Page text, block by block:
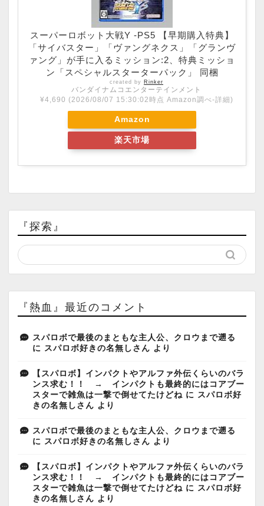
スーパーロボット大戦Y -PS5 【早期購入特典】
「サイバスター」「ヴァングネクス」「グランヴ
ァング」が手に入るミッション:2、特典ミッショ
ン「スペシャルスターターパック」 同梱
created by Rinker
バンダイナムコエンターテインメント
¥4,690 (2026/08/07 15:30:02時点 Amazon調べ-詳細)
Amazon
楽天市場
『探索』
『熱血』最近のコメント
スパロボで最後のまともな主人公、クロウまで遡る
に スパロボ好きの名無しさん より
【スパロボ】インパクトやアルファ外伝くらいのバラ
ンス求む！！ → インパクトも最終的にはコアブー
スターで雑魚は一撃で倒せてたけどね に スパロボ好
きの名無しさん より
スパロボで最後のまともな主人公、クロウまで遡る
に スパロボ好きの名無しさん より
【スパロボ】インパクトやアルファ外伝くらいのバラ
ンス求む！！ → インパクトも最終的にはコアブー
スターで雑魚は一撃で倒せてたけどね に スパロボ好
きの名無しさん より